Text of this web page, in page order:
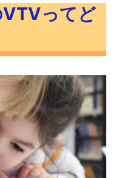
VTVってど